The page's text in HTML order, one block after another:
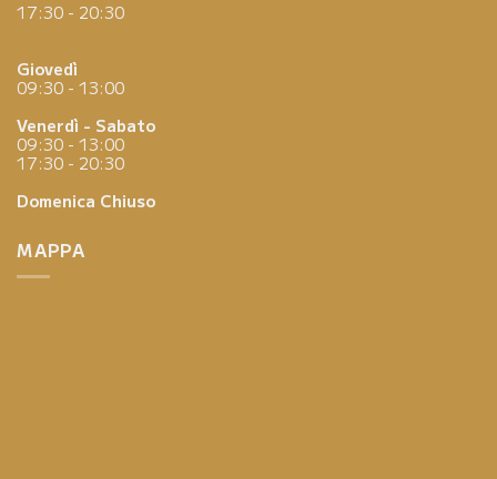
17:30 - 20:30
Giovedì
09:30 - 13:00
Venerdì - Sabato
09:30 - 13:00
17:30 - 20:30
Domenica Chiuso
MAPPA